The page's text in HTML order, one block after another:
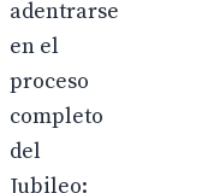
adentrarse
en el
proceso
completo
del
Jubileo: